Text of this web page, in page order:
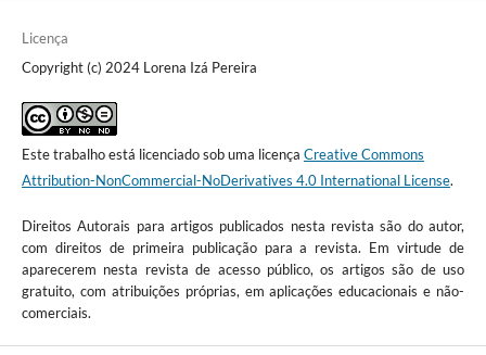
Licença
Copyright (c) 2024 Lorena Izá Pereira
Este trabalho está licenciado sob uma licença Creative Commons
Attribution-NonCommercial-NoDerivatives 4.0 International License.
Direitos Autorais para artigos publicados nesta revista são do autor,
com direitos de primeira publicação para a revista. Em virtude de
aparecerem nesta revista de acesso público, os artigos são de uso
gratuito, com atribuições próprias, em aplicações educacionais e não-
comerciais.